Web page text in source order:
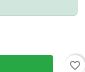
favorite_border